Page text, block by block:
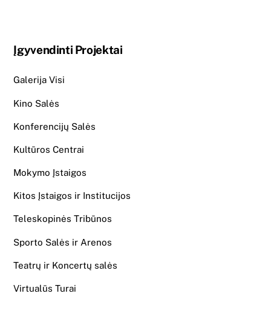
Įgyvendinti Projektai
Galerija Visi
Kino Salės
Konferencijų Salės
Kultūros Centrai
Mokymo Įstaigos
Kitos Įstaigos ir Institucijos
Teleskopinės Tribūnos
Sporto Salės ir Arenos
Teatrų ir Koncertų salės
Virtualūs Turai